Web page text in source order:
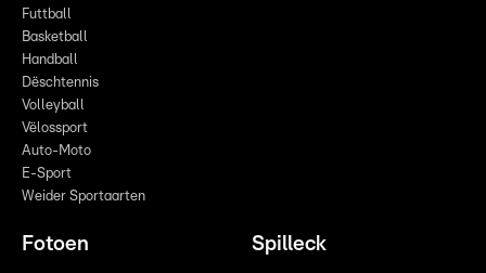
Futtball
Basketball
Handball
Dëschtennis
Volleyball
Vëlossport
Auto-Moto
E-Sport
Weider Sportaarten
Fotoen Spilleck